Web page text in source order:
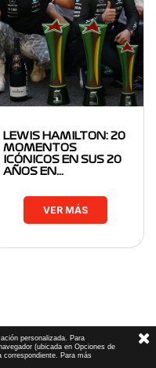
LEWIS HAMILTON: 20
MOMENTOS
ICÓNICOS EN SUS 20
AÑOS EN…
VER MÁS
personalizada. Para
(ubicada en Opciones de
correspondiente. Para más